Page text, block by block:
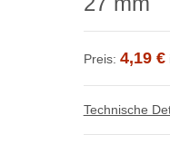
Preis: 4,19 €
Technische